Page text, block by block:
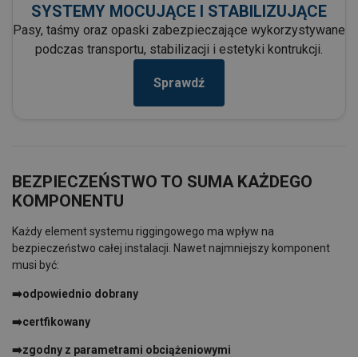
SYSTEMY MOCUJĄCE I STABILIZUJĄCE
Pasy, taśmy oraz opaski zabezpieczające wykorzystywane
podczas transportu, stabilizacji i estetyki kontrukcji.
Sprawdź
BEZPIECZEŃSTWO TO SUMA KAŻDEGO
KOMPONENTU
Każdy element systemu riggingowego ma wpływ na
bezpieczeństwo całej instalacji. Nawet najmniejszy komponent
musi być:
➡️odpowiednio dobrany
➡️certfikowany
➡️zgodny z parametrami obciążeniowymi